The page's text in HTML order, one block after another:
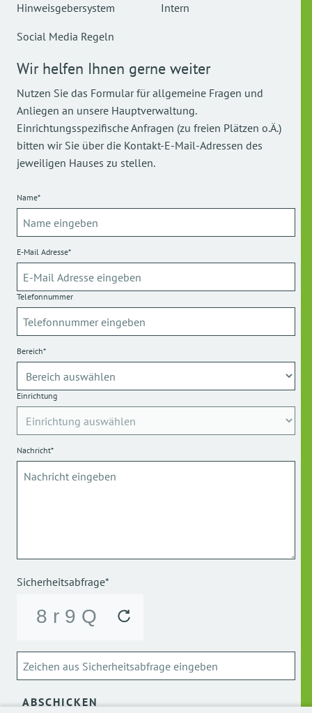
Hinweisgebersystem
Social Media Regeln
Intern
Wir helfen Ihnen gerne weiter
Nutzen Sie das Formular für allgemeine Fragen und
Anliegen an unsere Hauptverwaltung.
Einrichtungsspezifische Anfragen (zu freien Plätzen o.Ä.)
bitten wir Sie über die Kontakt-E-Mail-Adressen des
jeweiligen Hauses zu stellen.
Name*
E-Mail Adresse*
Telefonnummer
Bereich*
Einrichtung
Nachricht*
Sicherheitsabfrage*
ABSCHICKEN